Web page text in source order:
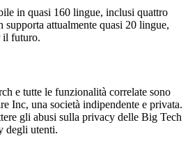
in quasi 160 lingue, inclusi quattro
supporta attualmente quasi 20 lingue,
il futuro.
e tutte le funzionalità correlate sono
Inc, una società indipendente e privata.
gli abusi sulla privacy delle Big Tech
degli utenti.